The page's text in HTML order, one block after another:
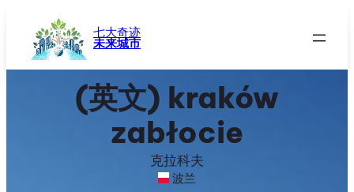
七大奇迹
未来城市
(英文) kraków
zabłocie
克拉科夫
波兰